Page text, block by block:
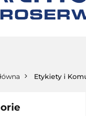
Etykiety i